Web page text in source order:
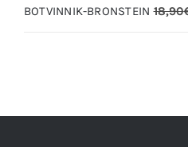
BOTVINNIK-BRONSTEIN 18,90